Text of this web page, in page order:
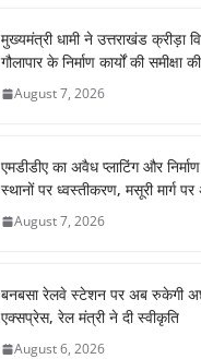
मुख्यमंत्री धामी ने उत्तराखंड क्रीड़ा
गौलापार के निर्माण कार्यों की समीक्षा की
August 7, 2026
एमडीडीए का अवैध प्लाटिंग और
स्थानों पर ध्वस्तीकरण, मसूरी मार्ग
August 7, 2026
बनबसा रेलवे स्टेशन पर अब रुकेगी
एक्सप्रेस, रेल मंत्री ने दी स्वीकृति
August 6, 2026